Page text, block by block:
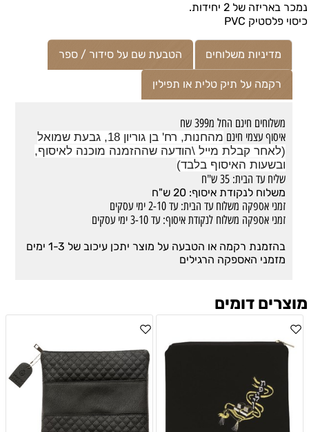
נמכר באריזה של 2 יחידות.
כיסוי פלסטיק PVC
מדיניות משלוחים הטבעת שם על סידור / ספר
רקמה על תיק טלית או תפילין
משלוחים חינם החל מ399 שח
איסוף עצמי חינם
מהחנות, רח' בן גוריון 18, גבעת שמואל
(לאחר קבלת מייל \הודעה שההזמנה מוכנה לאיסוף,
ובשעות האיסוף בלבד)
שליח עד הבית: 35 ש"ח
משלוח לנקודת איסוף: 20 ש"ח
זמני אספקה משלוח עד הבית: עד 2-10 ימי עסקים
זמני אספקה משלוח לנקודת איסוף: עד 3-10 ימי עסקים
בהזמנת רקמה או הטבעה על מוצר יתכן עיכוב של 1-3 ימים
מזמני האספקה הרגילים
מוצרים דומים